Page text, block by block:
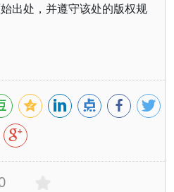
出处，并遵守该处的版权规